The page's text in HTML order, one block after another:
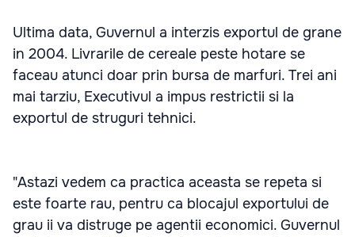
Ultima data, Guvernul a interzis exportul de grane
in 2004. Livrarile de cereale peste hotare se
faceau atunci doar prin bursa de marfuri. Trei ani
mai tarziu, Executivul a impus restrictii si la
exportul de struguri tehnici.
"Astazi vedem ca practica aceasta se repeta si
este foarte rau, pentru ca blocajul exportului de
grau ii va distruge pe agentii economici. Guvernul